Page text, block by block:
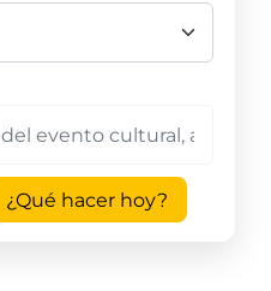
¿Qué hacer hoy?